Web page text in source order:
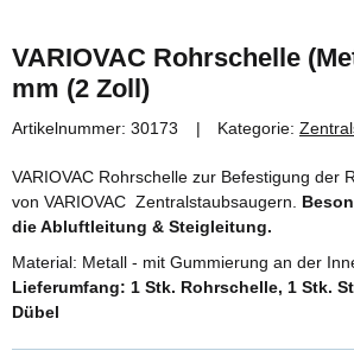
VARIOVAC Rohrschelle
mm (2 Zoll)
Artikelnummer: 30173 Kategorie:
VARIOVAC Rohrschelle zur Befestigung der
von VARIOVAC Zentralstaubsaugern.
die Abluftleitung & Steigleitung.
Material: Metall - mit Gummierung an der
Lieferumfang: 1 Stk. Rohrschelle, 1 Stk.
Dübel